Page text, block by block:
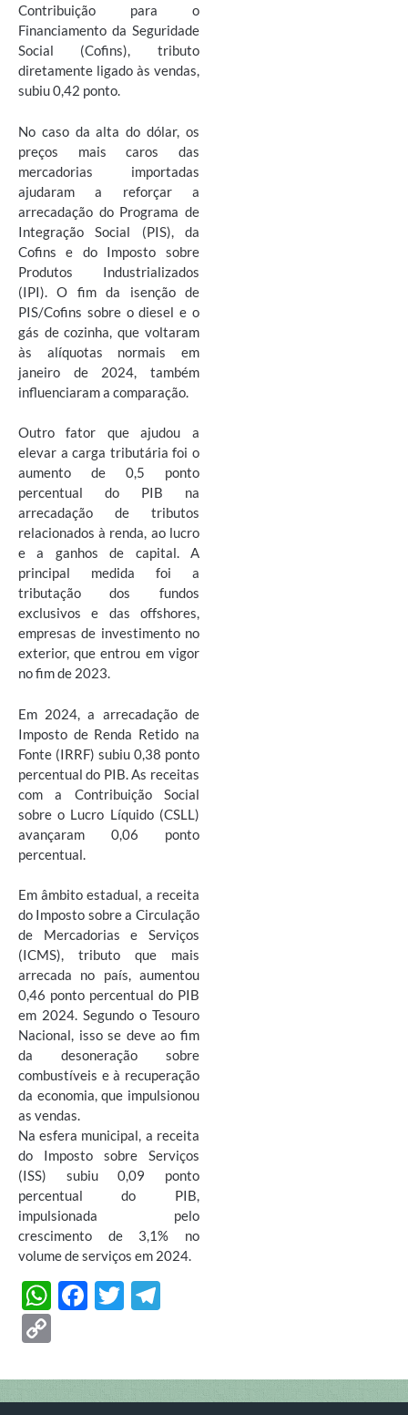
Contribuição para o
Financiamento da Seguridade
Social (Cofins), tributo
diretamente ligado às vendas,
subiu 0,42 ponto.
No caso da alta do dólar, os
preços mais caros das
mercadorias importadas
ajudaram a reforçar a
arrecadação do Programa de
Integração Social (PIS), da
Cofins e do Imposto sobre
Produtos Industrializados
(IPI). O fim da isenção de
PIS/Cofins sobre o diesel e o
gás de cozinha, que voltaram
às alíquotas normais em
janeiro de 2024, também
influenciaram a comparação.
Outro fator que ajudou a
elevar a carga tributária foi o
aumento de 0,5 ponto
percentual do PIB na
arrecadação de tributos
relacionados à renda, ao lucro
e a ganhos de capital. A
principal medida foi a
tributação dos fundos
exclusivos e das offshores,
empresas de investimento no
exterior, que entrou em vigor
no fim de 2023.
Em 2024, a arrecadação de
Imposto de Renda Retido na
Fonte (IRRF) subiu 0,38 ponto
percentual do PIB. As receitas
com a Contribuição Social
sobre o Lucro Líquido (CSLL)
avançaram 0,06 ponto
percentual.
Em âmbito estadual, a receita
do Imposto sobre a Circulação
de Mercadorias e Serviços
(ICMS), tributo que mais
arrecada no país, aumentou
0,46 ponto percentual do PIB
em 2024. Segundo o Tesouro
Nacional, isso se deve ao fim
da desoneração sobre
combustíveis e à recuperação
da economia, que impulsionou
as vendas.
Na esfera municipal, a receita
do Imposto sobre Serviços
(ISS) subiu 0,09 ponto
percentual do PIB,
impulsionada pelo
crescimento de 3,1% no
volume de serviços em 2024.
W
s
F
b
T
er gr
p